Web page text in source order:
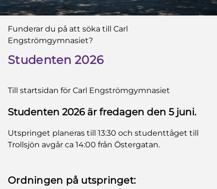
Du är här:
Funderar du på att söka till Carl
Engströmgymnasiet?
Studenten 2026
Till startsidan för Carl Engströmgymnasiet
Studenten 2026 är fredagen den 5 juni.
Utspringet planeras till 13:30 och studenttåget till
Trollsjön avgår ca 14:00 från Östergatan.
Ordningen på utspringet: